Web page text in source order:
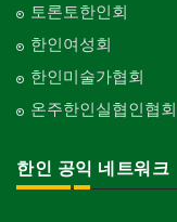
토론토한인회
한인여성회
한인미술가협회
온주한인실협인협회
한인 공익 네트워크